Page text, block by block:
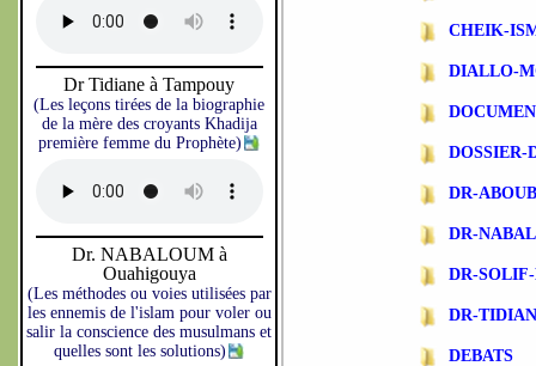
Dr Tidiane à Tampouy
(Les leçons tirées de la biographie
de la mère des croyants Khadija
première femme du Prophète)
Dr. NABALOUM à
Ouahigouya
(Les méthodes ou voies utilisées par
les ennemis de l'islam pour voler ou
salir la conscience des musulmans et
quelles sont les solutions)
CHEIK-
DIALLO-
DOSSIER-
DR-
DR-
DR-
DR-
DEBATS